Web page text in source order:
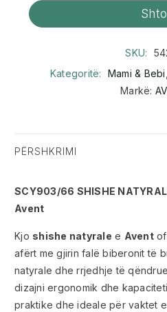
Shto
SKU:
Kategoritë:
Mami & Bebi
Markë:
PËRSHKRIMI
SCY903/66 SHISHE
Avent
Kjo shishe natyrale e Avent
afërt me gjirin falë biberonit të
natyrale dhe rrjedhje të
dizajni ergonomik dhe kapaciteti
praktike dhe ideale për vaktet